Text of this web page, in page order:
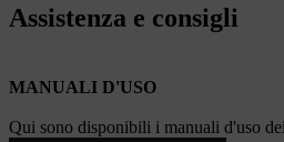
Assistenza e consigli
MANUALI D'USO
Qui sono disponibili i manuali d'uso